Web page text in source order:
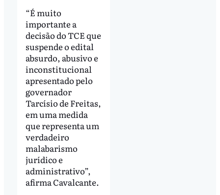
“É muito
importante a
decisão do TCE que
suspende o edital
absurdo, abusivo e
inconstitucional
apresentado pelo
governador
Tarcísio de Freitas,
em uma medida
que representa um
verdadeiro
malabarismo
jurídico e
administrativo”,
afirma Cavalcante.